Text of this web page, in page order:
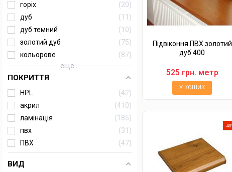
Підвіконня ПВХ золотий
дуб 400
525 грн. метр
У КОШИК
-
горіх
20
дуб
11
дуб темний
10
золотий дуб
75
кольорове
87
ещё...
ПОКРИТТЯ
HPL
42
акрил
410
ламінація
185
пвх
31
ПВХ
47
ВИД